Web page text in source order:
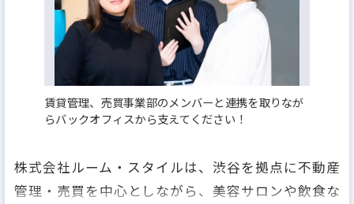
賃貸管理、売買事業部のメンバーと連携を取りなが
らバックオフィスから支えてください！
株式会社ルーム・スタイルは、渋谷を拠点に不動産
管理・売買を中心としながら、美容サロンや飲食な